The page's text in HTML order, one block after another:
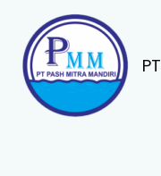
konten